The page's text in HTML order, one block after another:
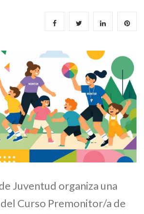
Juventud organiza una
Curso Premonitor/a de